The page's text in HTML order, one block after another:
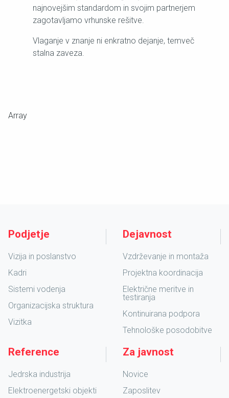
najnovejšim standardom in svojim partnerjem
zagotavljamo vrhunske rešitve.
Vlaganje v znanje ni enkratno dejanje, temveč
stalna zaveza.
Array
Podjetje
Vizija in poslanstvo
Kadri
Sistemi vodenja
Organizacijska struktura
Vizitka
Dejavnost
Vzdrževanje in montaža
Projektna koordinacija
Električne meritve in
testiranja
Kontinuirana podpora
Tehnološke posodobitve
Reference
Jedrska industrija
Elektroenergetski objekti
Za javnost
Novice
Zaposlitev